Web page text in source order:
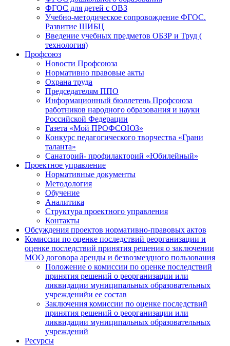
ФГОС для детей с ОВЗ
Учебно-методическое сопровождение ФГОС.
Развитие ШИБЦ
Введение учебных предметов ОБЗР и Труд (
технология)
Профсоюз
Новости Профсоюза
Нормативно правовые акты
Охрана труда
Председателям ППО
Информационный бюллетень Профсоюза
работников народного образования и науки
Российской Федерации
Газета «Мой ПРОФСОЮЗ»
Конкурс педагогического творчества «Грани
таланта»
Санаторий- профилакторий «Юбилейный»
Проектное управление
Нормативные документы
Методология
Обучение
Аналитика
Структура проектного управления
Контакты
Обсуждения проектов нормативно-правовых актов
Комиссии по оценке последствий реорганизации и
оценке последствий принятия решения о заключении
МОО договора аренды и безвозмездного пользования
Положение о комиссии по оценке последствий
принятия решений о реорганизации или
ликвидации муниципальных образовательных
учрежденийи ее состав
Заключения комиссии по оценке последствий
принятия решений о реорганизации или
ликвидации муниципальных образовательных
учреждений
Ресурсы